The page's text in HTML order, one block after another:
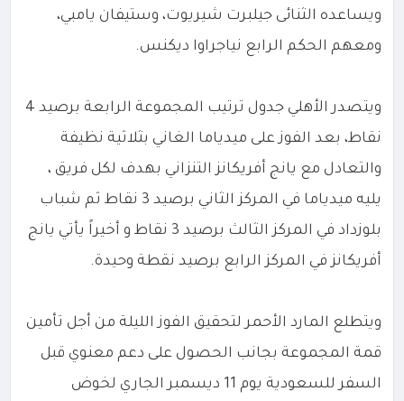
ويساعده الثنائى جيلبرت شيريوت، وستيفان يامبي،
ومعهم الحكم الرابع نياجراوا ديكنس.
ويتصدر الأهلي جدول ترتيب المجموعة الرابعة برصيد 4
نقاط، بعد الفوز على ميدياما الغاني بثلاثية نظيفة
والتعادل مع يانج أفريكانز التنزاني بهدف لكل فريق ،
يليه ميدياما في المركز الثاني برصيد 3 نقاط ثم شباب
بلوزداد في المركز الثالث برصيد 3 نقاط و أخيراً يأتي يانج
أفريكانز في المركز الرابع برصيد نقطة وحيدة.
ويتطلع المارد الأحمر لتحقيق الفوز الليلة من أجل تأمين
قمة المجموعة بجانب الحصول على دعم معنوي قبل
السفر للسعودية يوم 11 ديسمبر الجاري لخوض